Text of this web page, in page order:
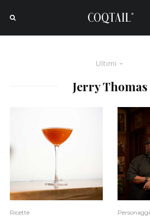
Ultimi
Jerry Thomas
Ricette Personaggi